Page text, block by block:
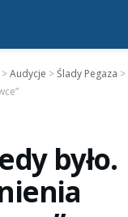
>Audycje >Ślady Pegaza >
było.